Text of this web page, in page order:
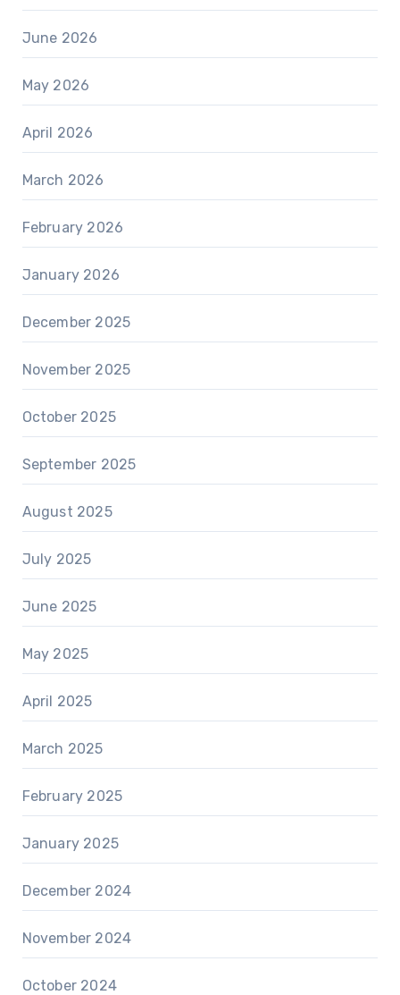
June 2026
May 2026
April 2026
March 2026
February 2026
January 2026
December 2025
November 2025
October 2025
September 2025
August 2025
July 2025
June 2025
May 2025
April 2025
March 2025
February 2025
January 2025
December 2024
November 2024
October 2024